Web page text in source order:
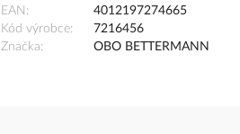
EAN
4012197274665
Kód výrobce
7216456
Značka
OBO BETTERMANN